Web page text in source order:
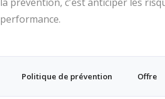
performance.
Politique de prévention Offre